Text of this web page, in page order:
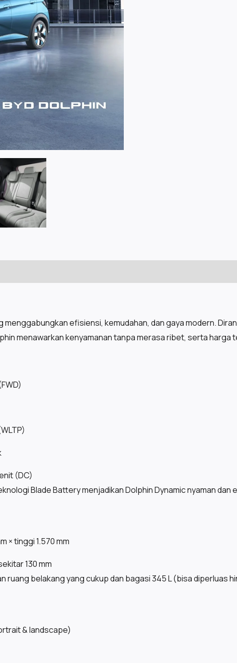
menggabungkan efisiensi, kemudahan, dan gaya modern.
menawarkan kenyamanan tanpa merasa ribet, serta harga
(DC)
Blade Battery menjadikan Dolphin Dynamic nyaman
× tinggi 1.570 mm
130 mm
belakang yang cukup dan bagasi 345 L (bisa diperluas
& landscape)